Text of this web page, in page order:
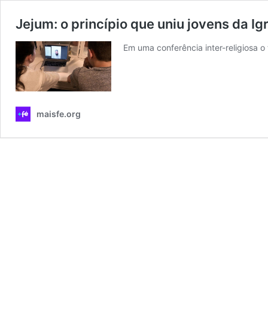
Jejum: o princípio que uniu jovens da
Em uma conferência inter-religiosa
maisfe.org